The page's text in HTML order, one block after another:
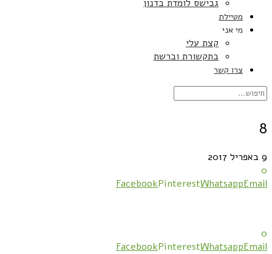
גבישס לומדת בדנון
מטיילת
מי אני
קצת עלי
בתקשורת וברשת
צרו קשר
8
9 באפריל 2017
0
FacebookPinterestWhatsappEmail
0
FacebookPinterestWhatsappEmail